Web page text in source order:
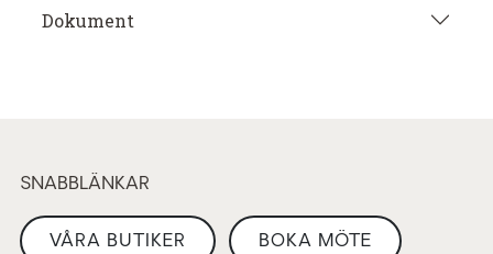
Dokument
SNABBLÄNKAR
VÅRA BUTIKER BOKA MÖTE